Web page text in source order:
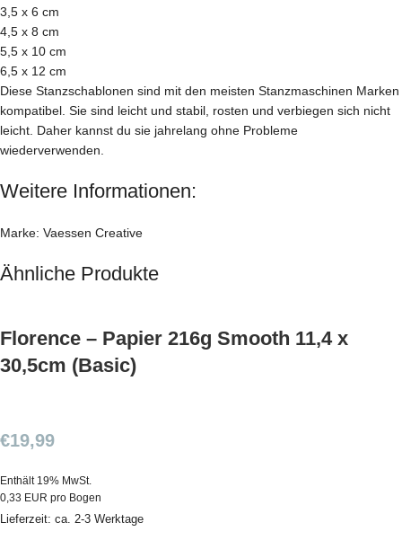
3,5 x 6 cm
4,5 x 8 cm
5,5 x 10 cm
6,5 x 12 cm
Diese Stanzschablonen sind mit den meisten Stanzmaschinen Marken
kompatibel. Sie sind leicht und stabil, rosten und verbiegen sich nicht
leicht. Daher kannst du sie jahrelang ohne Probleme
wiederverwenden.
Weitere Informationen:
Marke: Vaessen Creative
Ähnliche Produkte
Florence – Papier 216g Smooth 11,4 x
30,5cm (Basic)
€19,99
Enthält 19% MwSt.
0,33 EUR pro Bogen
Lieferzeit: ca. 2-3 Werktage